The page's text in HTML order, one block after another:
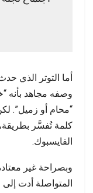
أما التوتر الذي
وصفه مجاهد بأنه
“محام أو زميل”.
كلمة تُفسَّر
الفايسبوك.
وبصراحة غير
المتواصلة أدت إلى